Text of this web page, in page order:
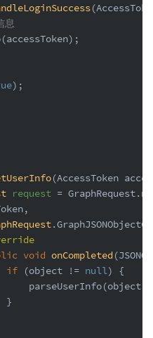
息
);
(AccessToken
request =
void onCompleted
if (object != null) {
parseUserInfo(object);
}